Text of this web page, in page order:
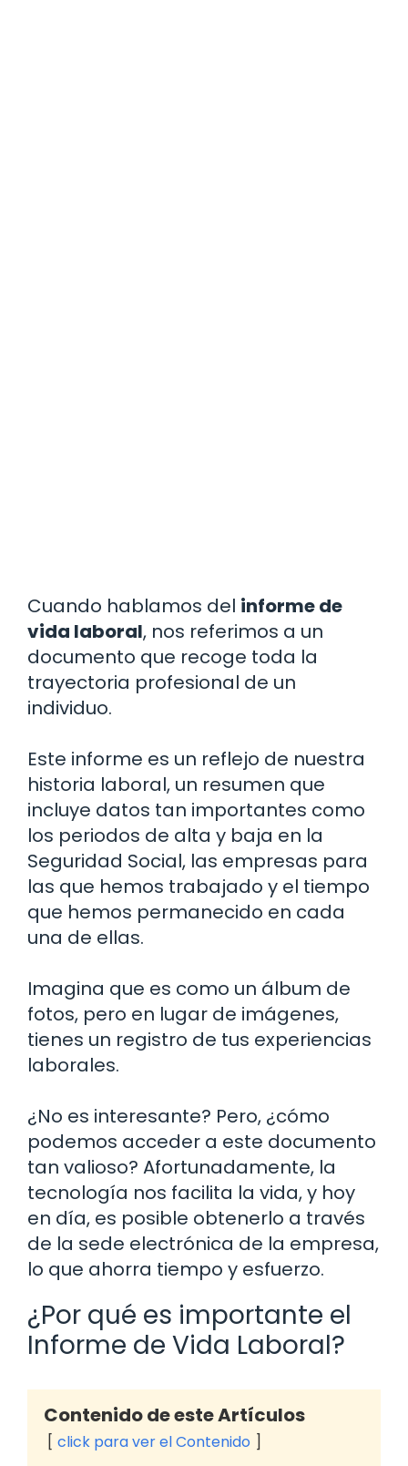
Cuando hablamos del informe de
vida laboral, nos referimos a un
documento que recoge toda la
trayectoria profesional de un
individuo.
Este informe es un reflejo de nuestra
historia laboral, un resumen que
incluye datos tan importantes como
los periodos de alta y baja en la
Seguridad Social, las empresas para
las que hemos trabajado y el tiempo
que hemos permanecido en cada
una de ellas.
Imagina que es como un álbum de
fotos, pero en lugar de imágenes,
tienes un registro de tus experiencias
laborales.
¿No es interesante? Pero, ¿cómo
podemos acceder a este documento
tan valioso? Afortunadamente, la
tecnología nos facilita la vida, y hoy
en día, es posible obtenerlo a través
de la sede electrónica de la empresa,
lo que ahorra tiempo y esfuerzo.
¿Por qué es importante el
Informe de Vida Laboral?
Contenido de este Artículos
click para ver el Contenido